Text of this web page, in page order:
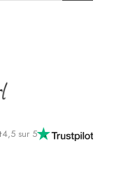
4,5 sur 5